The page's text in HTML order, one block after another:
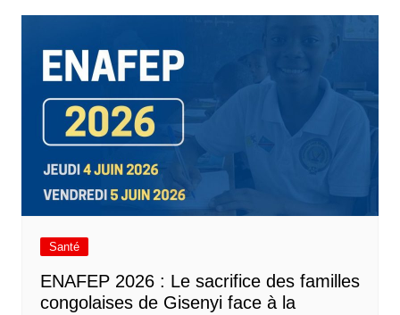
Santé
ENAFEP 2026 : Le sacrifice des familles
congolaises de Gisenyi face à la